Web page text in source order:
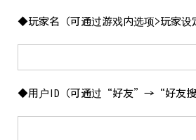
◆玩家名（可通过游戏内选项>玩家设
◆用户ID（可通过“好友”→“好友